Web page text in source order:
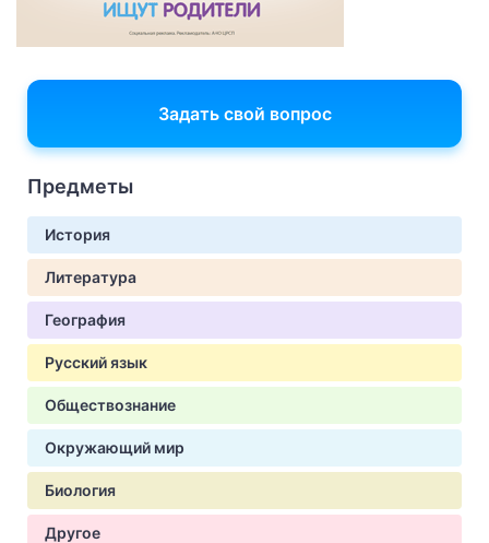
Задать свой вопрос
Предметы
История
Литература
География
Русский язык
Обществознание
Окружающий мир
Биология
Другое